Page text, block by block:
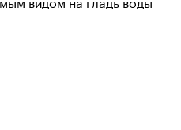
видом на гладь воды